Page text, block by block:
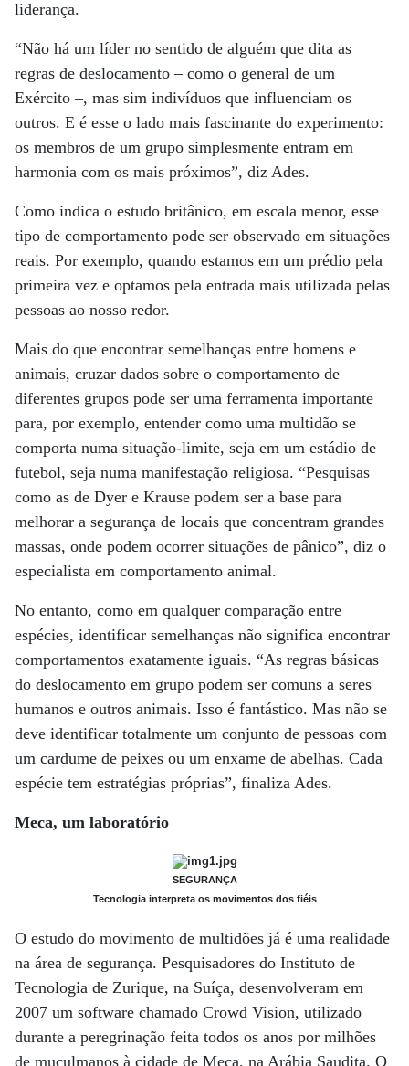
liderança.
“Não há um líder no sentido de alguém que dita as
regras de deslocamento – como o general de um
Exército –, mas sim indivíduos que influenciam os
outros. E é esse o lado mais fascinante do experimento:
os membros de um grupo simplesmente entram em
harmonia com os mais próximos”, diz Ades.
Como indica o estudo britânico, em escala menor, esse
tipo de comportamento pode ser observado em situações
reais. Por exemplo, quando estamos em um prédio pela
primeira vez e optamos pela entrada mais utilizada pelas
pessoas ao nosso redor.
Mais do que encontrar semelhanças entre homens e
animais, cruzar dados sobre o comportamento de
diferentes grupos pode ser uma ferramenta importante
para, por exemplo, entender como uma multidão se
comporta numa situação-limite, seja em um estádio de
futebol, seja numa manifestação religiosa. “Pesquisas
como as de Dyer e Krause podem ser a base para
melhorar a segurança de locais que concentram grandes
massas, onde podem ocorrer situações de pânico”, diz o
especialista em comportamento animal.
No entanto, como em qualquer comparação entre
espécies, identificar semelhanças não significa encontrar
comportamentos exatamente iguais. “As regras básicas
do deslocamento em grupo podem ser comuns a seres
humanos e outros animais. Isso é fantástico. Mas não se
deve identificar totalmente um conjunto de pessoas com
um cardume de peixes ou um enxame de abelhas. Cada
espécie tem estratégias próprias”, finaliza Ades.
Meca, um laboratório
SEGURANÇA
Tecnologia interpreta os movimentos dos fiéis
O estudo do movimento de multidões já é uma realidade
na área de segurança. Pesquisadores do Instituto de
Tecnologia de Zurique, na Suíça, desenvolveram em
2007 um software chamado Crowd Vision, utilizado
durante a peregrinação feita todos os anos por milhões
de muçulmanos à cidade de Meca, na Arábia Saudita. O